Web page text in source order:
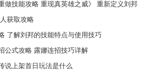
做技能攻略 重现真英雄之威》 重新定义刘邦
获取攻略
了解刘邦的技能特点与使用技巧
公式攻略 露娜连招技巧详解
说上架首日玩法是什么